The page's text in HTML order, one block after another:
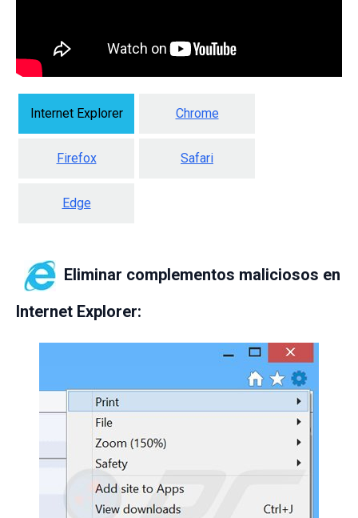
Internet Explorer Chrome
Firefox Safari
Edge
Eliminar complementos maliciosos en
Internet Explorer: